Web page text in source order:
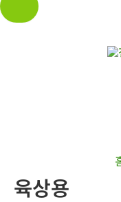
육상용